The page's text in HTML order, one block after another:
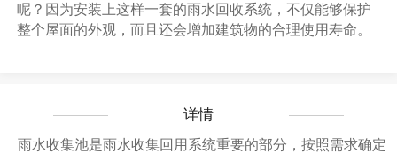
呢？因为安装上这样一套的雨水回收系统，不仅能够保护
整个屋面的外观，而且还会增加建筑物的合理使用寿命。
详情
雨水收集池是雨水收集回用系统重要的部分，按照需求确定